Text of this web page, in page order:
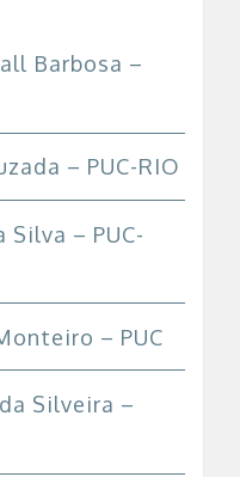
Barbosa –
– PUC-RIO
Silva – PUC-
– PUC
Silveira –